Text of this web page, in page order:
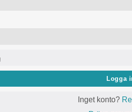
Logga
Inget konto?